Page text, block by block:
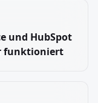
und HubSpot
funktioniert